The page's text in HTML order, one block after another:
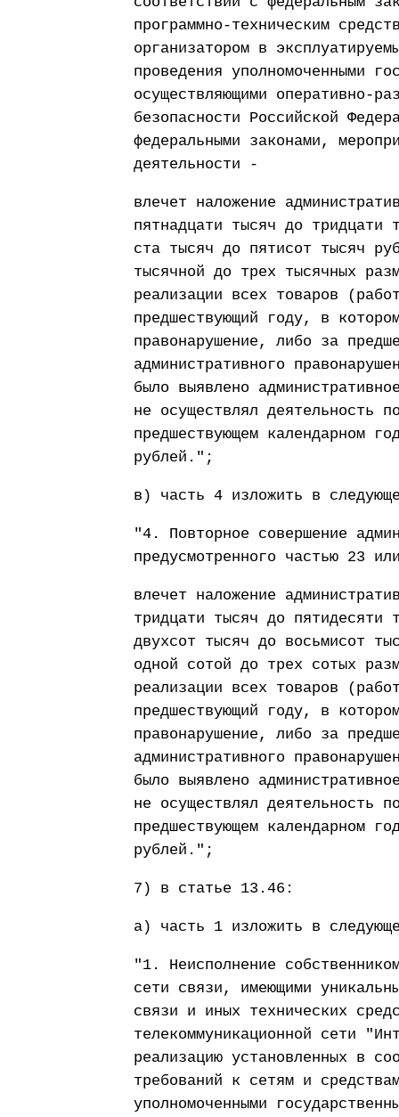
программно-техническим
организатором в
проведения уполномоченными
осуществляющими оперативно-
безопасности Российской
федеральными законами,
деятельности -
влечет наложение
пятнадцати тысяч до
ста тысяч до пятисот тысяч
тысячной до трех тысячных
реализации всех товаров
предшествующий году, в
правонарушение, либо за
административного
было выявлено
не осуществлял деятельность
предшествующем календарном
рублей.";
в) часть 4 изложить в
"4. Повторное совершение
предусмотренного частью 23
влечет наложение
тридцати тысяч до
двухсот тысяч до восьмисот
одной сотой до трех сотых
реализации всех товаров
предшествующий году, в
правонарушение, либо за
административного
было выявлено
не осуществлял деятельность
предшествующем календарном
рублей.";
7) в статье 13.46:
а) часть 1 изложить в
"1. Неисполнение
сети связи, имеющими
связи и иных технических
телекоммуникационной сети
реализацию установленных в
требований к сетям и
уполномоченными